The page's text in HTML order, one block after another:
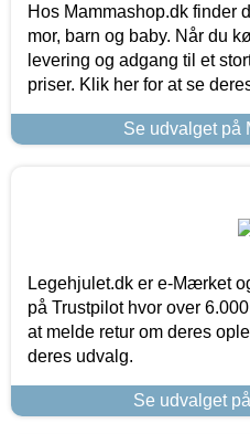
Hos Mammashop.dk finder
mor, barn og baby. Når du
levering og adgang til et
priser. Klik her for at se
Se udvalget på
Legehjulet.dk er e-Mærket
på Trustpilot hvor over
at melde retur om deres
deres udvalg.
Se udvalget